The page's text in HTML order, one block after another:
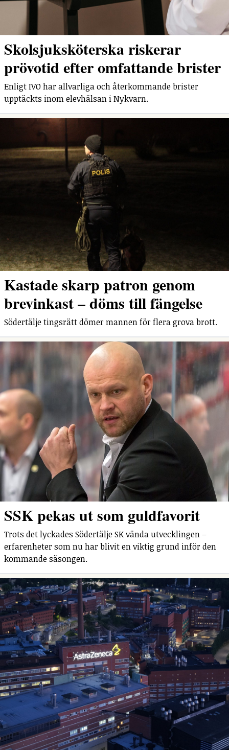
Skolsjuksköterska riskerar
prövotid efter omfattande brister
Enligt IVO har allvarliga och återkommande brister
upptäckts inom elevhälsan i Nykvarn.
Kastade skarp patron genom
brevinkast – döms till fängelse
Södertälje tingsrätt dömer mannen för flera grova brott.
SSK pekas ut som guldfavorit
Trots det lyckades Södertälje SK vända utvecklingen –
erfarenheter som nu har blivit en viktig grund inför den
kommande säsongen.